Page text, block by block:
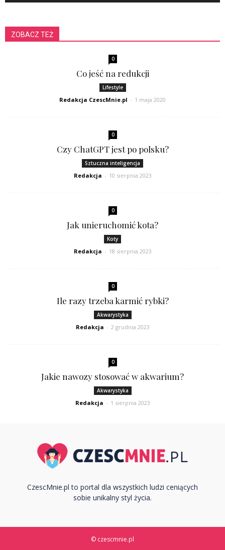
ZOBACZ TEŻ
0
Co jeść na redukcji
Lifestyle
Redakcja CzescMnie.pl - 1 maja 2020
0
Czy ChatGPT jest po polsku?
Sztuczna inteligencja
Redakcja - 10 sierpnia 2023
0
Jak unieruchomić kota?
Koty
Redakcja - 18 sierpnia 2023
0
Ile razy trzeba karmić rybki?
Akwarystyka
Redakcja - 2 grudnia 2023
0
Jakie nawozy stosować w akwarium?
Akwarystyka
Redakcja - 1 sierpnia 2023
CzescMnie.pl to portal dla wszystkich ludzi ceniących
sobie unikalny styl życia.
© czescmnie.pl